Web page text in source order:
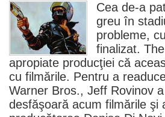
Cea de-a
greu în
probleme,
finalizat.
apropiate producţiei că
cu filmările. Pentru a
Warner Bros., Jeff Rovinov
desfăşoară acum filmările şi